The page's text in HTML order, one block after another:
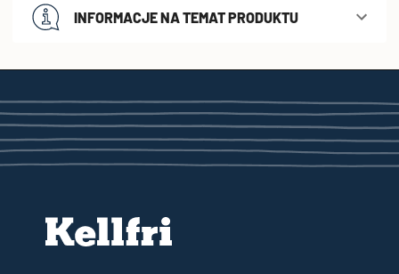
INFORMACJE NA TEMAT PRODUKTU